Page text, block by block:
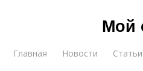
Мой
Главная Новости Статьи